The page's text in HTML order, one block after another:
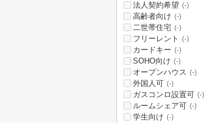
法人契約希望 (-)
高齢者向け (-)
二世帯住宅 (-)
フリーレント (-)
カードキー (-)
SOHO向け (-)
オープンハウス (-)
外国人可 (-)
ガスコンロ設置可 (-)
ルームシェア可 (-)
学生向け (-)